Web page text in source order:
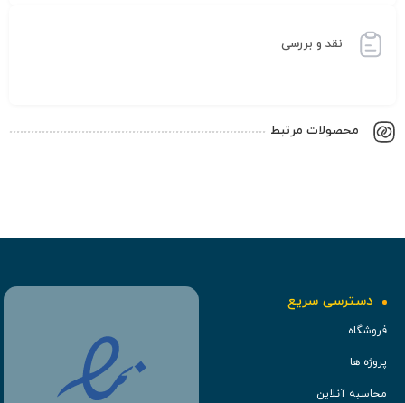
نقد و بررسی
محصولات مرتبط
دسترسی سریع
فروشگاه
پروژه ها
محاسبه آنلاین